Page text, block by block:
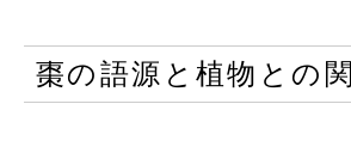
棗の語源と植物との